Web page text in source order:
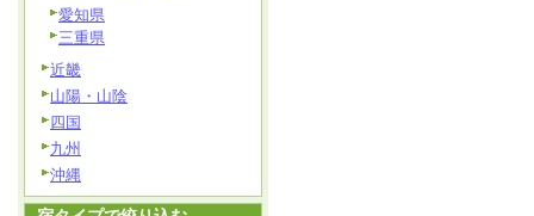
愛知県
三重県
近畿
山陽・山陰
四国
九州
沖縄